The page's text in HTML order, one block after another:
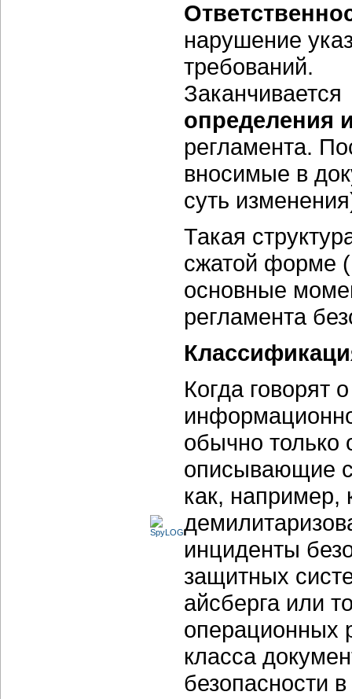
нарушение
требований.
определения
регламента.
вносимые в
суть
Такая
сжатой форме
основные
регламента
Когда говорят
обычно
описывающие
как, например,
инциденты
защитных
айсберга или
операционных
класса
безопасности